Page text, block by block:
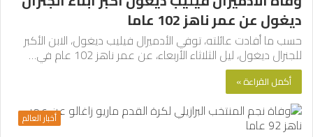
ديغول عن عمر ناهز 102 عاما
حسب ما أفادت عائلته، توفي الأدميرال فيليب ديغول، الابن الأكبر
للجنرال ديغول، ليل الثلاثاء الأربعاء، عن عمر ناهز 102 عام في…
أكمل القراءة »
أخبار العالم